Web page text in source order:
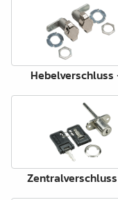
Hebelverschluss
Zentralverschluss